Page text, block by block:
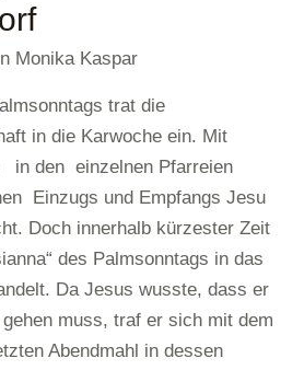
Monika Kaspar
trat die
in die Karwoche ein. Mit
in den einzelnen Pfarreien
Einzugs und Empfangs Jesu
Doch innerhalb kürzester Zeit
des Palmsonntags in das
Da Jesus wusste, dass er
muss, traf er sich mit dem
Abendmahl in dessen